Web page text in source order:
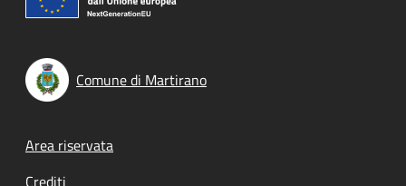
Comune di Martirano
Footer menu
Area riservata
Crediti